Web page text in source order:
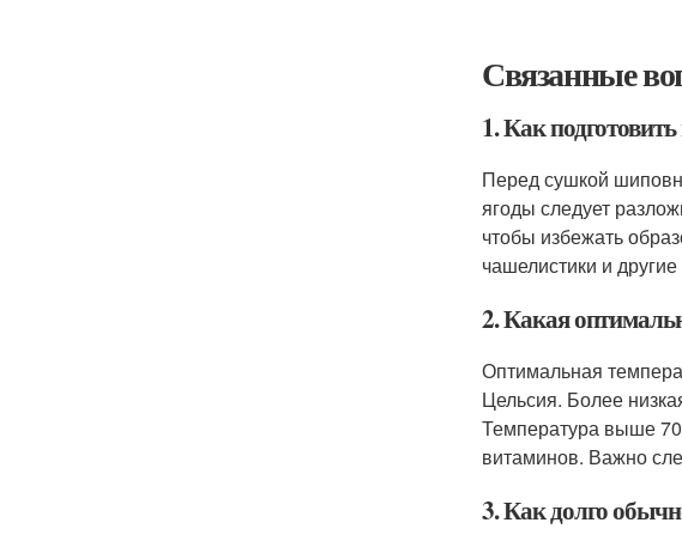
Связанные
1. Как
Перед сушкой
ягоды следует
чтобы избежать
чашелистики и
2. Какая
Оптимальная
Цельсия. Более
Температура выше
витаминов. Важно
3. Как долго